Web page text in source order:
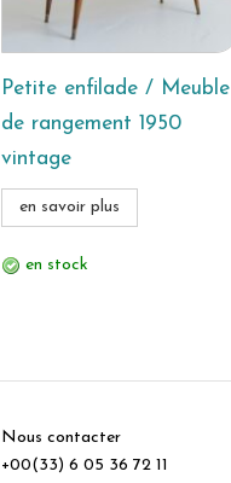
Petite enfilade / Meuble
de rangement 1950
vintage
en savoir plus
en stock
Nous contacter
+00(33) 6 05 36 72 11